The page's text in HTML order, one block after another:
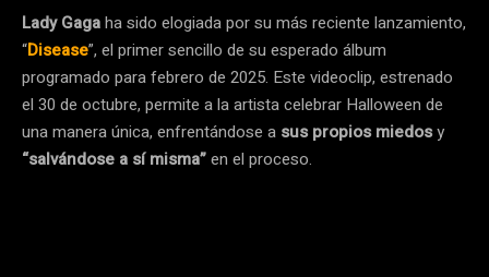
Lady Gagaha sido elogiada por su más reciente lanzamiento,
“Disease”, el primer sencillo de su esperado álbum
programado para febrero de 2025. Este videoclip, estrenado
el 30 de octubre, permite a la artista celebrar Halloween de
una manera única, enfrentándose a sus propios miedosy
“salvándose a sí misma”en el proceso.